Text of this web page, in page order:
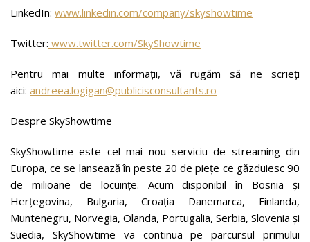
LinkedIn: www.linkedin.com/company/skyshowtime
Twitter: www.twitter.com/SkyShowtime
Pentru mai multe informații, vă rugăm să ne scrieți
aici: andreea.logigan@publicisconsultants.ro
Despre SkyShowtime
SkyShowtime este cel mai nou serviciu de streaming din
Europa, ce se lansează în peste 20 de piețe ce găzduiesc 90
de milioane de locuințe. Acum disponibil în Bosnia și
Herțegovina, Bulgaria, Croația Danemarca, Finlanda,
Muntenegru, Norvegia, Olanda, Portugalia, Serbia, Slovenia și
Suedia, SkyShowtime va continua pe parcursul primului